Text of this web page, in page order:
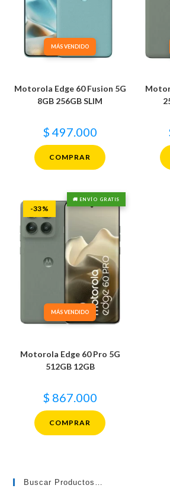
MÁS VENDIDO
Motorola Edge 60 Fusion 5G
8GB 256GB SLIM
$ 497.000
COMPRAR
MÁS VENDIDO
🚚 ENVÍO GRATIS
-33%
Motorola Edge 60 Pro 5G
512GB 12GB
$ 867.000
COMPRAR
Buscar Productos…